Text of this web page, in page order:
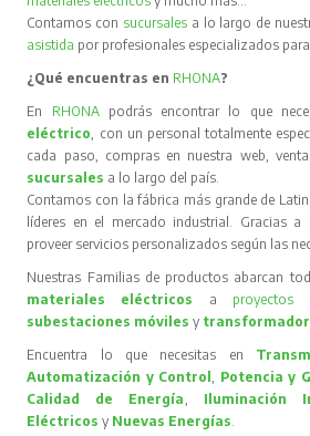
Contamos con sucursales a lo largo de
asistida por profesionales especializados
¿Qué encuentras en RHONA?
En RHONA podrás encontrar lo que
eléctrico , con un personal totalmente
cada paso, compras en nuestra web,
sucursales a lo largo del país.
Contamos con la fábrica más grande de
líderes en el mercado industrial. Gracias a
proveer servicios personalizados según las
Nuestras Familias de productos abarcan
materiales eléctricos
a proyectos
subestaciones móvilesy
Encuentra lo que necesitas en
Automatización y Control
Potencia y
Calidad de Energía
Iluminación
Eléctricos y Nuevas Energías